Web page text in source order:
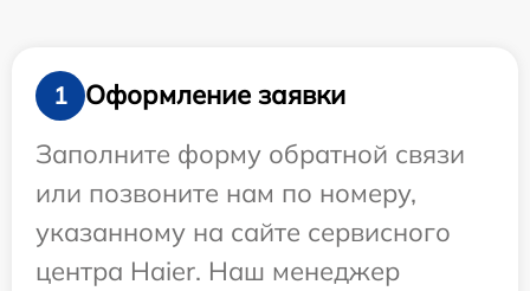
1
Оформление заявки
Заполните форму обратной связи
или позвоните нам по номеру,
указанному на сайте сервисного
центра Haier. Наш менеджер